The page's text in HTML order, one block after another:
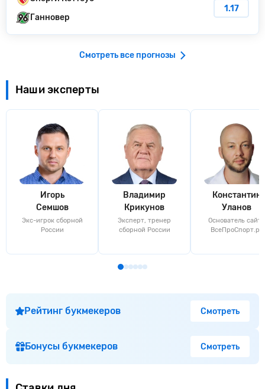
Ганновер
1.17
Смотреть все прогнозы
Наши эксперты
Игорь
Семшов
Экс-игрок сборной
России
Владимир
Крикунов
Эксперт, тренер
сборной России
Константин
Уланов
Основатель сайта
ВсеПроСпорт.ру
Рейтинг букмекеров Смотреть
Бонусы букмекеров Смотреть